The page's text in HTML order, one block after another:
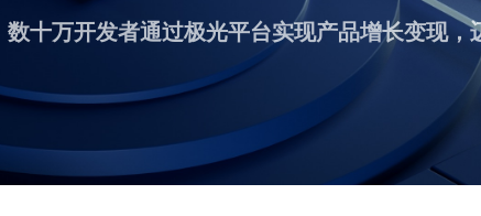
数十万开发者通过极光平台实现产品增长变现，